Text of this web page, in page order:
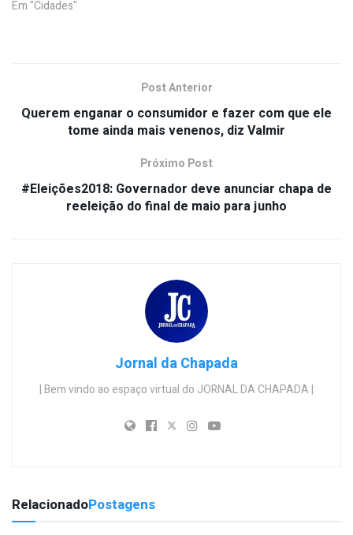
Em "Cidades"
Post Anterior
Querem enganar o consumidor e fazer com que ele
tome ainda mais venenos, diz Valmir
Próximo Post
#Eleições2018: Governador deve anunciar chapa de
reeleição do final de maio para junho
Jornal da Chapada
| Bem vindo ao espaço virtual do JORNAL DA CHAPADA |
RelacionadoPostagens